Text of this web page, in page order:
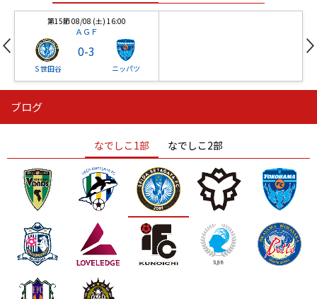
第15節 08/08 (土) 16:00
ＡＧＦ
Ｓ世田谷
0-3
ニッパツ
ニッパツ
ニッパツ 名古屋
石人の星
静岡 愛媛Ｌ
ブログ
なでしこ1部 なでしこ2部